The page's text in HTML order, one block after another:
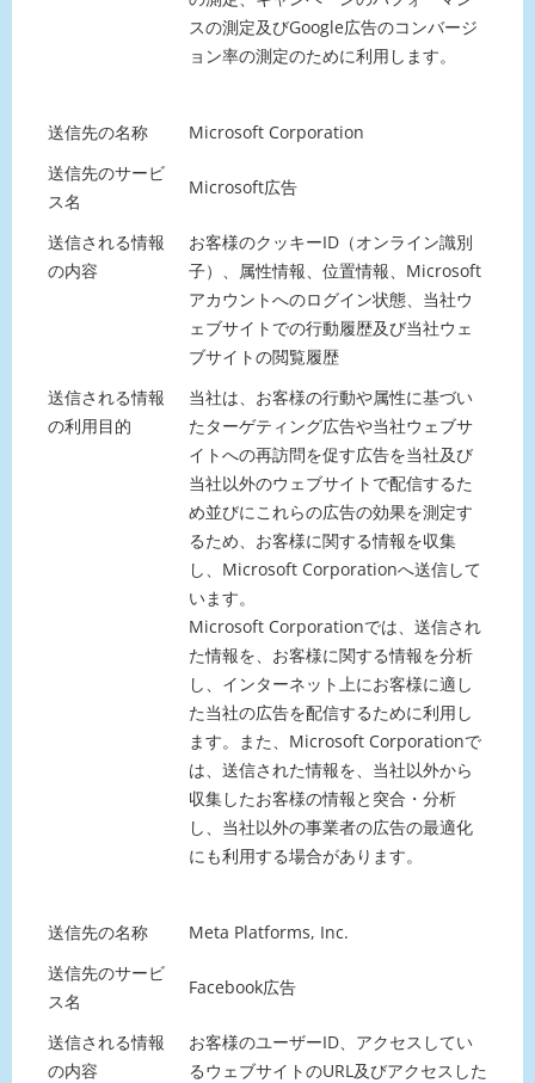
スの測定及びGoogle広告のコンバージ
ョン率の測定のために利用します。
送信先の名称
Microsoft Corporation
送信先のサービ
ス名
Microsoft広告
送信される情報
の内容
お客様のクッキーID（オンライン識別
子）、属性情報、位置情報、Microsoft
アカウントへのログイン状態、当社ウ
ェブサイトでの行動履歴及び当社ウェ
ブサイトの閲覧履歴
送信される情報
の利用目的
当社は、お客様の行動や属性に基づい
たターゲティング広告や当社ウェブサ
イトへの再訪問を促す広告を当社及び
当社以外のウェブサイトで配信するた
め並びにこれらの広告の効果を測定す
るため、お客様に関する情報を収集
し、Microsoft Corporationへ送信して
います。
Microsoft Corporationでは、送信され
た情報を、お客様に関する情報を分析
し、インターネット上にお客様に適し
た当社の広告を配信するために利用し
ます。また、Microsoft Corporationで
は、送信された情報を、当社以外から
収集したお客様の情報と突合・分析
し、当社以外の事業者の広告の最適化
にも利用する場合があります。
送信先の名称
Meta Platforms, Inc.
送信先のサービ
ス名
Facebook広告
送信される情報
の内容
お客様のユーザーID、アクセスしてい
るウェブサイトのURL及びアクセスした